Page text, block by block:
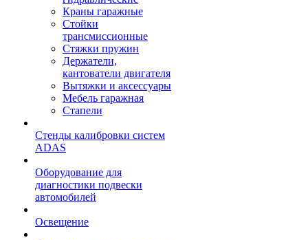
Краны гаражные
Стойки
трансмиссионные
Стяжки пружин
Держатели,
кантователи двигателя
Вытяжки и аксессуары
Мебель гаражная
Стапели
Стенды калибровки систем
ADAS
Оборудование для
диагностики подвески
автомобилей
Освещение